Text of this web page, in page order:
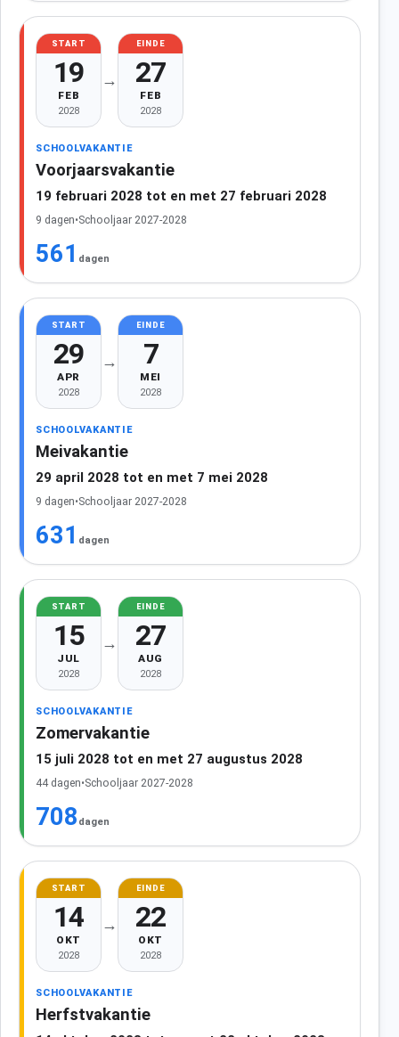
START
19
FEB
2028
→
EINDE
27
FEB
2028
SCHOOLVAKANTIE
Voorjaarsvakantie
19 februari 2028 tot en met 27 februari 2028
9 dagen•Schooljaar 2027-2028
561 dagen
START
29
APR
2028
→
EINDE
7
MEI
2028
SCHOOLVAKANTIE
Meivakantie
29 april 2028 tot en met 7 mei 2028
9 dagen•Schooljaar 2027-2028
631 dagen
START
15
JUL
2028
→
EINDE
27
AUG
2028
SCHOOLVAKANTIE
Zomervakantie
15 juli 2028 tot en met 27 augustus 2028
44 dagen•Schooljaar 2027-2028
708 dagen
START
14
OKT
2028
→
EINDE
22
OKT
2028
SCHOOLVAKANTIE
Herfstvakantie